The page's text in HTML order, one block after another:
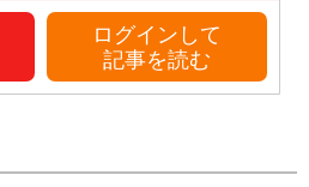
ログインして
記事を読む